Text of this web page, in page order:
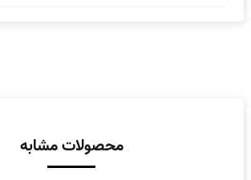
محصولات مشابه